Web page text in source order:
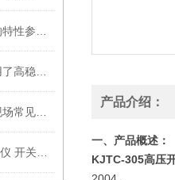
产品介绍：
一、产品概述：
KJTC-305高压